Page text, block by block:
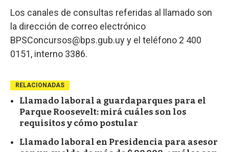
Los canales de consultas referidas al llamado son
la dirección de correo electrónico
BPSConcursos@bps.gub.uy y el teléfono 2 400
0151, interno 3386.
RELACIONADAS
Llamado laboral a guardaparques para el
Parque Roosevelt: mirá cuáles son los
requisitos y cómo postular
Llamado laboral en Presidencia para asesor